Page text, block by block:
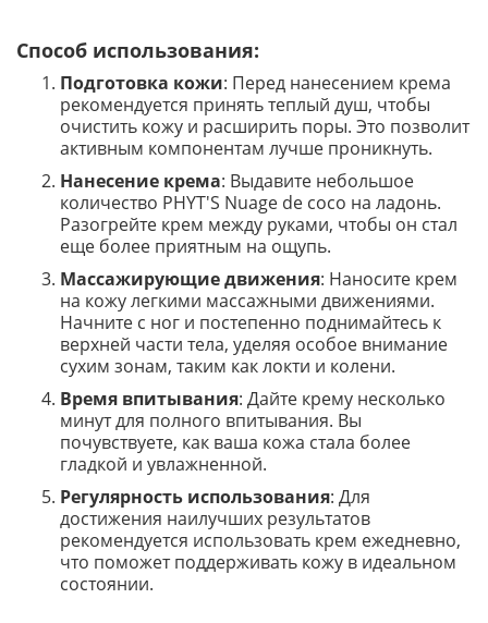
Способ использования:
Подготовка кожи: Перед нанесением крема
рекомендуется принять теплый душ, чтобы
очистить кожу и расширить поры. Это позволит
активным компонентам лучше проникнуть.
Нанесение крема: Выдавите небольшое
количество PHYT'S Nuage de coco на ладонь.
Разогрейте крем между руками, чтобы он стал
еще более приятным на ощупь.
Массажирующие движения: Наносите крем
на кожу легкими массажными движениями.
Начните с ног и постепенно поднимайтесь к
верхней части тела, уделяя особое внимание
сухим зонам, таким как локти и колени.
Время впитывания: Дайте крему несколько
минут для полного впитывания. Вы
почувствуете, как ваша кожа стала более
гладкой и увлажненной.
Регулярность использования: Для
достижения наилучших результатов
рекомендуется использовать крем ежедневно,
что поможет поддерживать кожу в идеальном
состоянии.